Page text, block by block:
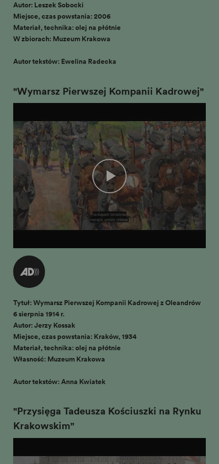
Autor: Leszek Sobocki
Miejsce, czas powstania: 2006
Materiał, technika: olej na płótnie
W zbiorach: Muzeum Krakowa
Autor tekstów: Ewelina Radecka
"Wymarsz Pierwszej Kompanii Kadrowej"
Tytuł: Wymarsz Pierwszej Kompanii Kadrowej z Oleandrów
6 sierpnia 1914 r.
Autor: Jerzy Kossak
Miejsce, czas powstania: Kraków, 1934
Materiał, technika: olej na płótnie
Własność: Muzeum Krakowa
Autor tekstów: Anna Kwiatek
"Przysięga Tadeusza Kościuszki na Rynku
Krakowskim"